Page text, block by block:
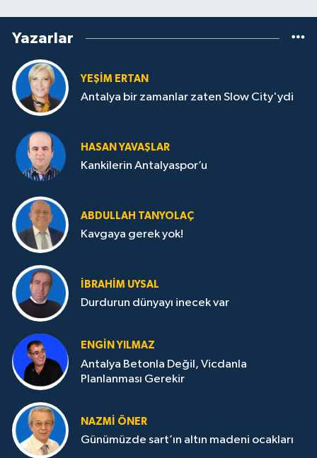
Yazarlar
YEŞIM ERTAN
Antalya bir zamanlar zaten Slow City'ydi
HASAN YAVAŞLAR
Kankilerin Antalyaspor’u
ABDULLAH TANYOLAÇ
Kavgaya gerek yok!
İBRAHIM UYSAL
Durdurun dünyayı inecek var
ENGIN YILMAZ
Antalya Betonla Değil, Vicdanla
Planlanması Gerekir
NAZMI ÖNER
Günümüzde sart’ın altın madeni ocakları